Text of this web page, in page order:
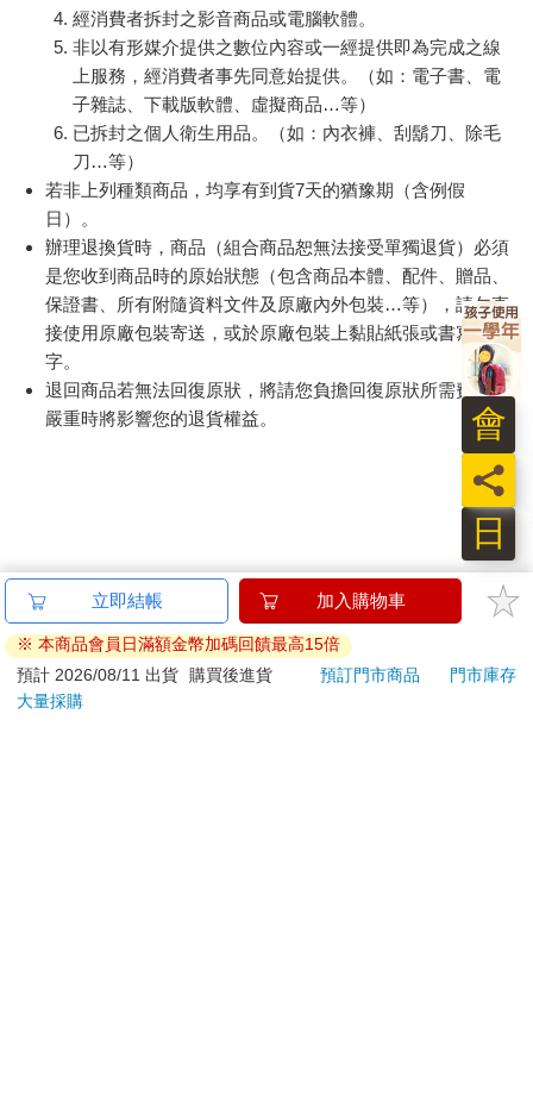
經消費者拆封之影音商品或電腦軟體。
非以有形媒介提供之數位內容或一經提供即為完成之線
上服務，經消費者事先同意始提供。（如：電子書、電
子雜誌、下載版軟體、虛擬商品…等）
已拆封之個人衛生用品。（如：內衣褲、刮鬍刀、除毛
刀…等）
若非上列種類商品，均享有到貨7天的猶豫期（含例假
日）。
辦理退換貨時，商品（組合商品恕無法接受單獨退貨）必須
是您收到商品時的原始狀態（包含商品本體、配件、贈品、
保證書、所有附隨資料文件及原廠內外包裝…等），請勿直
接使用原廠包裝寄送，或於原廠包裝上黏貼紙張或書寫文
字。
退回商品若無法回復原狀，將請您負擔回復原狀所需費用，
嚴重時將影響您的退貨權益。
立即結帳 加入購物車
※ 本商品會員日滿額金幣加碼回饋最高15倍
預計 2026/08/11 出貨
日
員
會